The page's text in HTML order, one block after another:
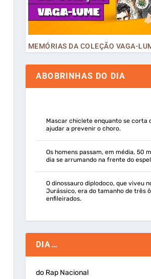
ABOBRINHAS DO DIA
Mascar chiclete enquanto se corta
ajudar a prevenir o choro.
Os homens passam, em média, 50
dia se arrumando na frente do
O dinossauro diplodoco, que viveu
Jurássico, era do tamanho de três
enfileirados.
DIA…
do Rap Nacional